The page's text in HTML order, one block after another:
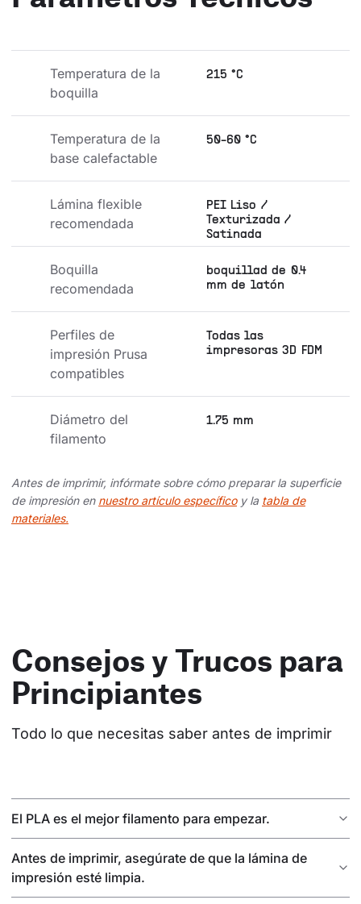
Temperatura de la
boquilla
215 °C
Temperatura de la
base calefactable
50-60 °C
Lámina flexible
recomendada
PEI Liso /
Texturizada /
Satinada
Boquilla
recomendada
boquillad de 0.4
mm de latón
Perfiles de
impresión Prusa
compatibles
Todas las
impresoras 3D FDM
Diámetro del
filamento
1.75 mm
Antes de imprimir, infórmate sobre cómo preparar la superficie
de impresión en nuestro artículo específicoy la tabla de
materiales.
Consejos y Trucos para
Principiantes
Todo lo que necesitas saber antes de imprimir
El PLA es el mejor filamento para empezar.
Antes de imprimir, asegúrate de que la lámina de
impresión esté limpia.